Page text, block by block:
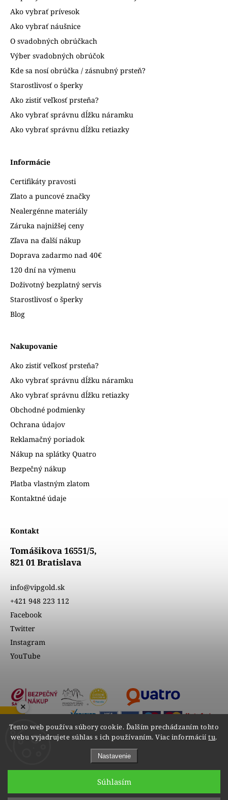
Tento web používa súbory cookie. Ďalším prechádzaním tohto
webu vyjadrujete súhlas s ich používaním. Viac informáciítu.
Nastavenie
Súhlasím
Ako vybrať prívesok
Ako vybrať náušnice
O svadobných obrúčkach
Výber svadobných obrúčok
Kde sa nosí obrúčka / zásnubný prsteň?
Starostlivosť o šperky
Ako zistiť veľkosť prsteňa?
Ako vybrať správnu dĺžku náramku
Ako vybrať správnu dĺžku retiazky
Informácie
Certifikáty pravosti
Zlato a puncové značky
Nealergénne materiály
Záruka najnižšej ceny
Zľava na ďalší nákup
Doprava zadarmo nad 40€
120 dní na výmenu
Doživotný bezplatný servis
Starostlivosť o šperky
Blog
Nakupovanie
Ako zistiť veľkosť prsteňa?
Ako vybrať správnu dĺžku náramku
Ako vybrať správnu dĺžku retiazky
Obchodné podmienky
Ochrana údajov
Reklamačný poriadok
Nákup na splátky Quatro
Bezpečný nákup
Platba vlastným zlatom
Kontaktné údaje
Kontakt
Tomášikova 16551/5,
821 01 Bratislava
info@vipgold.sk
+421 948 223 112
Facebook
Twitter
Instagram
YouTube
ZOBRAZIŤ RECENZIE
×